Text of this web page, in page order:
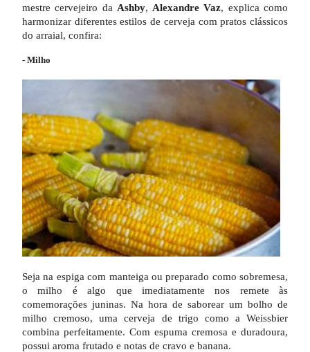
mestre cervejeiro da Ashby, Alexandre Vaz, explica como
harmonizar diferentes estilos de cerveja com pratos clássicos
do arraial, confira:
- Milho
Seja na espiga com manteiga ou preparado como sobremesa,
o milho é algo que imediatamente nos remete às
comemorações juninas. Na hora de saborear um bolho de
milho cremoso, uma cerveja de trigo como a Weissbier
combina perfeitamente. Com espuma cremosa e duradoura,
possui aroma frutado e notas de cravo e banana.